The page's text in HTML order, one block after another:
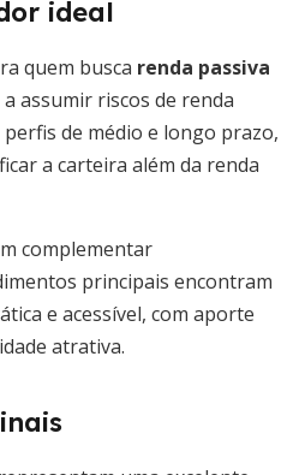
ideal
quem busca renda passiva
assumir riscos de renda
perfis de médio e longo prazo,
a carteira além da renda
complementar
principais encontram
e acessível, com aporte
atrativa.